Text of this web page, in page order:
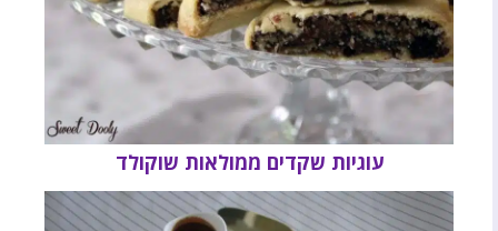
עוגיות שקדים ממולאות שוקולד